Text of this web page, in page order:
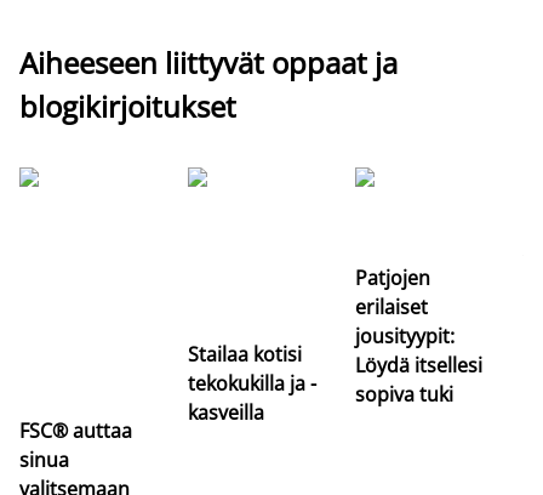
Aiheeseen liittyvät oppaat ja
blogikirjoitukset
FSC® auttaa
sinua
valitsemaan
Stailaa kotisi
tekokukilla ja -
kasveilla
Patjojen
erilaiset
jousityypit:
Löydä itsellesi
sopiva tuki